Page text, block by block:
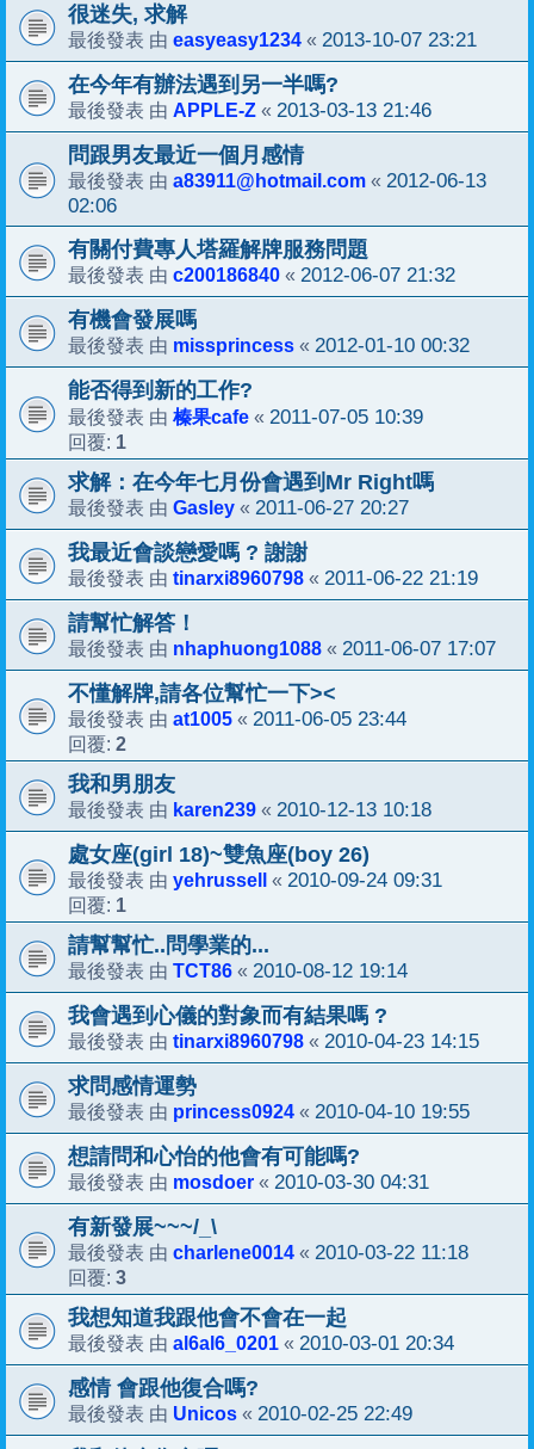
很迷失, 求解
最後發表 由 easyeasy1234 « 2013-10-07 23:21
在今年有辦法遇到另一半嗎?
最後發表 由 APPLE-Z « 2013-03-13 21:46
問跟男友最近一個月感情
最後發表 由 a83911@hotmail.com « 2012-06-13
02:06
有關付費專人塔羅解牌服務問題
最後發表 由 c200186840 « 2012-06-07 21:32
有機會發展嗎
最後發表 由 missprincess « 2012-01-10 00:32
能否得到新的工作?
最後發表 由 榛果cafe « 2011-07-05 10:39
回覆: 1
求解：在今年七月份會遇到Mr Right嗎
最後發表 由 Gasley « 2011-06-27 20:27
我最近會談戀愛嗎 ? 謝謝
最後發表 由 tinarxi8960798 « 2011-06-22 21:19
請幫忙解答！
最後發表 由 nhaphuong1088 « 2011-06-07 17:07
不懂解牌,請各位幫忙一下><
最後發表 由 at1005 « 2011-06-05 23:44
回覆: 2
我和男朋友
最後發表 由 karen239 « 2010-12-13 10:18
處女座(girl 18)~雙魚座(boy 26)
最後發表 由 yehrussell « 2010-09-24 09:31
回覆: 1
請幫幫忙..問學業的...
最後發表 由 TCT86 « 2010-08-12 19:14
我會遇到心儀的對象而有結果嗎 ?
最後發表 由 tinarxi8960798 « 2010-04-23 14:15
求問感情運勢
最後發表 由 princess0924 « 2010-04-10 19:55
想請問和心怡的他會有可能嗎?
最後發表 由 mosdoer « 2010-03-30 04:31
有新發展~~~/_\
最後發表 由 charlene0014 « 2010-03-22 11:18
回覆: 3
我想知道我跟他會不會在一起
最後發表 由 al6al6_0201 « 2010-03-01 20:34
感情 會跟他復合嗎?
最後發表 由 Unicos « 2010-02-25 22:49